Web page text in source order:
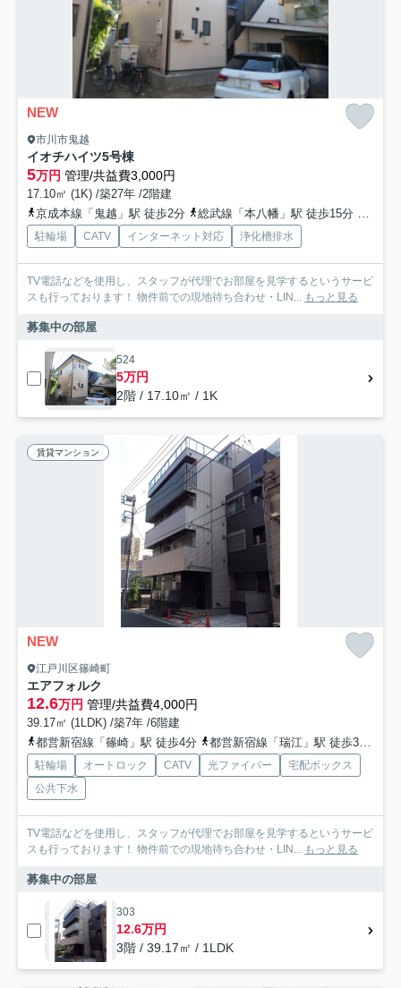
NEW
市川市鬼越
イオチハイツ5号棟
5万円 管理/共益費3,000円
17.10㎡ (1K) /築27年 /2階建
京成本線「鬼越」駅 徒歩2分
総武線「本八幡」駅 徒歩15分 総武
駐輪場 CATV インターネット対応 浄化槽排水
TV電話などを使用し、スタッフが代理でお部屋を見学するというサービ
スも行っております！ 物件前での現地待ち合わせ・LIN... もっと見る
募集中の部屋
524
5万円
2階 / 17.10㎡ / 1K
賃貸マンション
NEW
江戸川区篠崎町
エアフォルク
12.6万円 管理/共益費4,000円
39.17㎡ (1LDK) /築7年 /6階建
都営新宿線「篠崎」駅 徒歩4分
都営新宿線「瑞江」駅 徒歩31分
駐輪場 オートロック CATV 光ファイバー
宅配ボックス
公共下水
TV電話などを使用し、スタッフが代理でお部屋を見学するというサービ
スも行っております！ 物件前での現地待ち合わせ・LIN... もっと見る
募集中の部屋
303
12.6万円
3階 / 39.17㎡ / 1LDK